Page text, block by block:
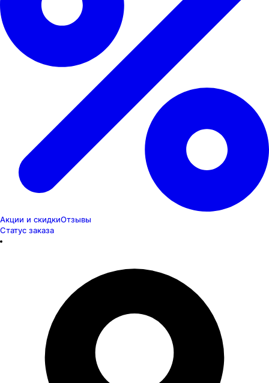
Акции и скидкиОтзывы
Статус заказа